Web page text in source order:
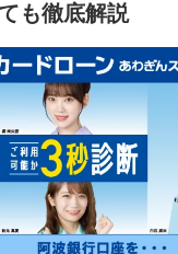
も徹底解説